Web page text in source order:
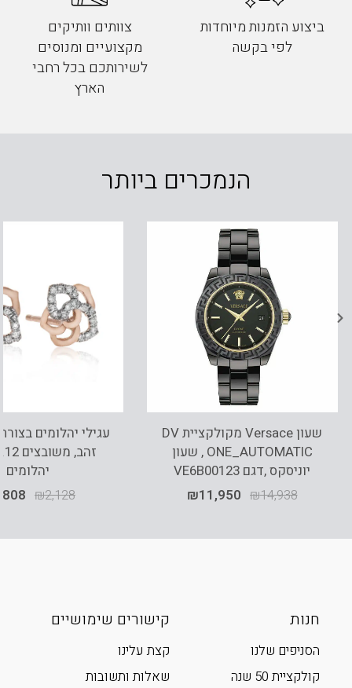
ביצוע הזמנות מיוחדות
לפי בקשה
צוותים וותיקים
מקצועיים ומנוסים
לשירותכם בכל רחבי
הארץ
הנמכרים ביותר
שעון Versace מקולקציית DV
ONE_AUTOMATIC , שעון
יוניסקס ,דגם VE6B00123
₪14,938
₪11,950
יהלומים
₪2,128
חנות
הסניפים שלנו
קולקציית 50 שנה
קישורים שימושיים
קצת עלינו
שאלות ותשובות